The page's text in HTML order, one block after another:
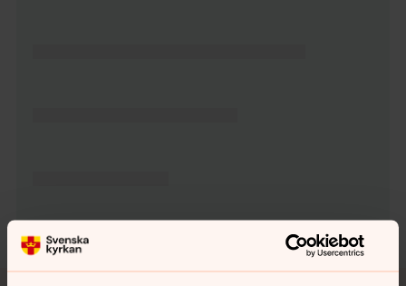
Tillbaka till toppen
Tillbaka till innehållet